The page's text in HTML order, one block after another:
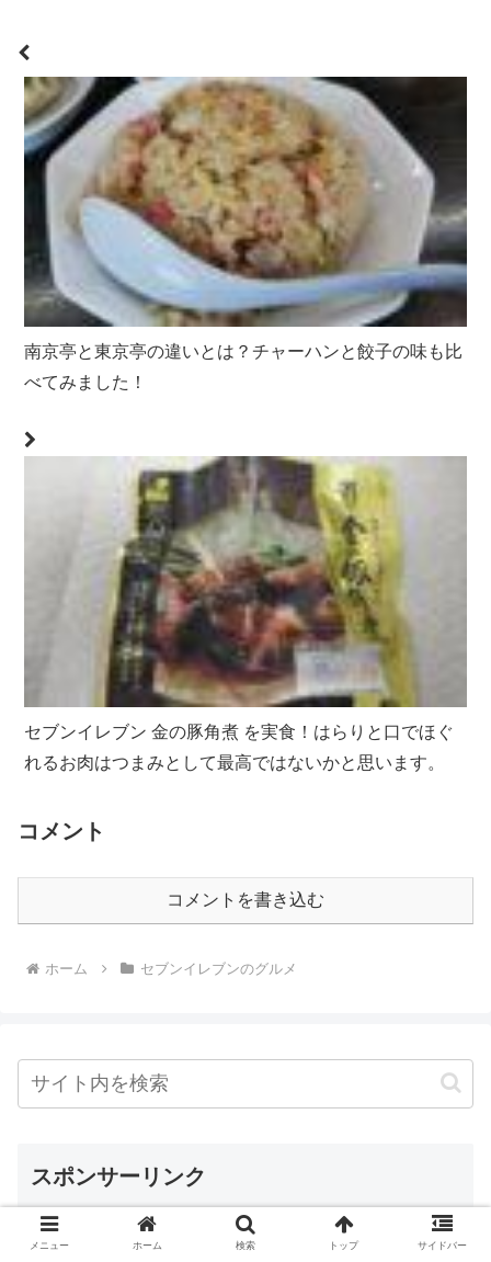
南京亭と東京亭の違いとは？チャーハンと餃子の味も比
べてみました！
セブンイレブン 金の豚角煮 を実食！はらりと口でほぐ
れるお肉はつまみとして最高ではないかと思います。
コメント
コメントを書き込む
ホーム セブンイレブンのグルメ
スポンサーリンク
メニュー ホーム 検索 トップ サイドバー